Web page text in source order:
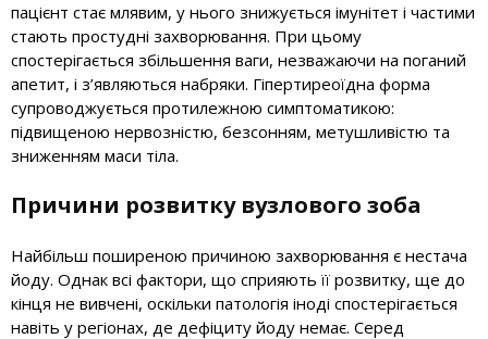
пацієнт стає млявим, у нього знижується імунітет і частими
стають простудні захворювання. При цьому
спостерігається збільшення ваги, незважаючи на поганий
апетит, і з’являються набряки. Гіпертиреоїдна форма
супроводжується протилежною симптоматикою:
підвищеною нервозністю, безсонням, метушливістю та
зниженням маси тіла.
Причини розвитку вузлового зоба
Найбільш поширеною причиною захворювання є нестача
йоду. Однак всі фактори, що сприяють її розвитку, ще до
кінця не вивчені, оскільки патологія іноді спостерігається
навіть у регіонах, де дефіциту йоду немає. Серед